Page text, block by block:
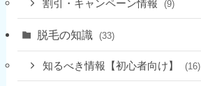
割引・キャンペーン情報 (9)
脱毛の知識 (33)
知るべき情報【初心者向け】 (16)